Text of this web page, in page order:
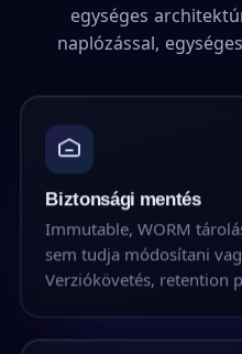
egységes
naplózással,
Biztonsági mentés
Immutable, WORM
sem tudja módosítani
Verziókövetés, retention